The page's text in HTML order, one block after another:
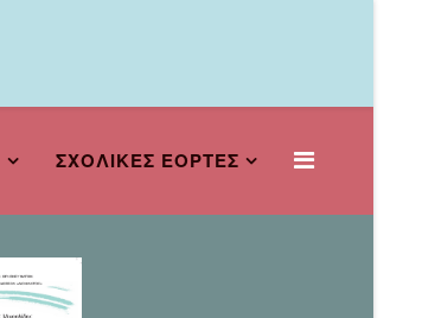
ΣΧΟΛΙΚΕΣ ΕΟΡΤΕΣ